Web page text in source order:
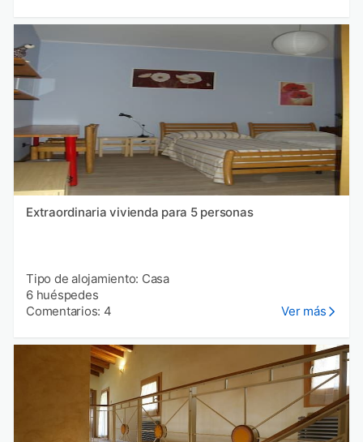
Extraordinaria vivienda para 5 personas
Tipo de alojamiento: Casa
6 huéspedes
Comentarios: 4
Ver más